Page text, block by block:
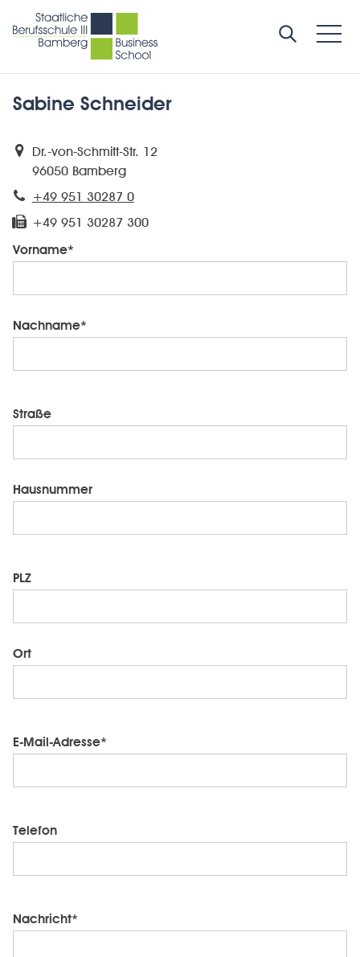
Sabine Schneider
Dr.-von-Schmitt-Str. 12
96050 Bamberg
+49 951 30287 0
+49 951 30287 300
Vorname*
Nachname*
Straße
Hausnummer
PLZ
Ort
E-Mail-Adresse*
Telefon
Nachricht*